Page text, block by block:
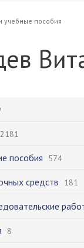
учебные пособия
2181
пособия 574
средств 181
8